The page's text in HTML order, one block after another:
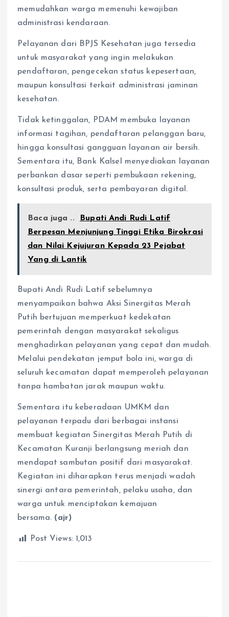
memudahkan warga memenuhi kewajiban
administrasi kendaraan.
Pelayanan dari BPJS Kesehatan juga tersedia
untuk masyarakat yang ingin melakukan
pendaftaran, pengecekan status kepesertaan,
maupun konsultasi terkait administrasi jaminan
kesehatan.
Tidak ketinggalan, PDAM membuka layanan
informasi tagihan, pendaftaran pelanggan baru,
hingga konsultasi gangguan layanan air bersih.
Sementara itu, Bank Kalsel menyediakan layanan
perbankan dasar seperti pembukaan rekening,
konsultasi produk, serta pembayaran digital.
Baca juga ..
Bupati Andi Rudi Latif
Berpesan Menjunjung Tinggi Etika Birokrasi
dan Nilai Kejujuran Kepada 23 Pejabat
Yang di Lantik
Bupati Andi Rudi Latif sebelumnya
menyampaikan bahwa Aksi Sinergitas Merah
Putih bertujuan memperkuat kedekatan
pemerintah dengan masyarakat sekaligus
menghadirkan pelayanan yang cepat dan mudah.
Melalui pendekatan jemput bola ini, warga di
seluruh kecamatan dapat memperoleh pelayanan
tanpa hambatan jarak maupun waktu.
Sementara itu keberadaan UMKM dan
pelayanan terpadu dari berbagai instansi
membuat kegiatan Sinergitas Merah Putih di
Kecamatan Kuranji berlangsung meriah dan
mendapat sambutan positif dari masyarakat.
Kegiatan ini diharapkan terus menjadi wadah
sinergi antara pemerintah, pelaku usaha, dan
warga untuk menciptakan kemajuan
bersama. (ajr)
Post Views: 1,013